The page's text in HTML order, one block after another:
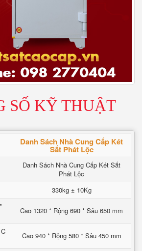
SỐ KỸ THUẬT
Danh Sách Nhà Cung Cấp Két
Sắt Phát Lộc
Danh Sách Nhà Cung Cấp Két Sắt
Phát Lộc
330kg ± 10Kg
Cao 1320 * Rộng 690 * Sâu 650 mm
Cao 940 * Rộng 580 * Sâu 450 mm